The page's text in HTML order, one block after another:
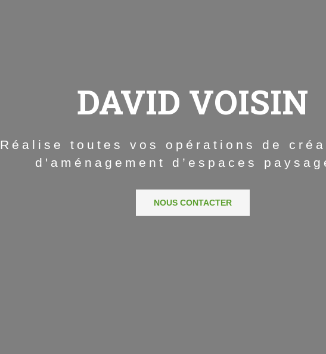
DAVID VOISIN
Réalise toutes vos opérations de
d'aménagement d’espaces
NOUS CONTACTER